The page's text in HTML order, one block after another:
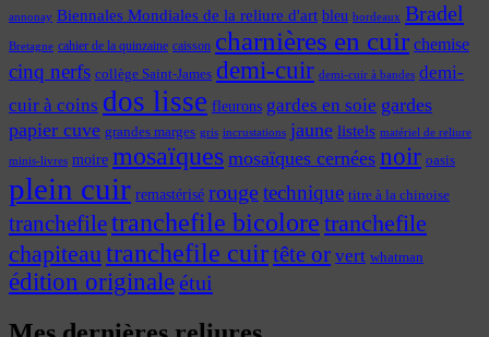
annonay Biennales Mondiales de la reliure d'art bleu bordeaux Bradel
Bretagne cahier de la quinzaine caisson charnières en cuir chemise
cinq nerfs collège Saint-James demi-cuir demi-cuir à bandes demi-
cuir à coins dos lisse fleurons gardes en soie gardes
papier cuve grandes marges gris incrustations jaune listels matériel de reliure
minis-livres moire mosaïques mosaïques cernées noir oasis
plein cuir remastérisé rougetechnique titre à la chinoise
tranchefiletranchefile bicolore tranchefile
chapiteautranchefile cuirtête or vert whatman
édition originaleétui